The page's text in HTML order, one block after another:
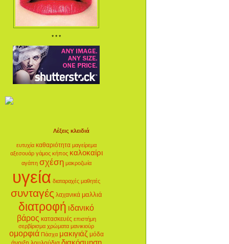
* * *
Λέξεις κλειδιά
ευτυχία καθαριότητα μαγείρεμα
αξεσουάρ γάμος κήπος καλοκαίρι
αγάπη σχέση μακροζωία
υγεία διαταραχές μαθητές
συνταγές λαχανικά μαλλιά
διατροφή ιδανικό
βάρος κατασκευές επιστήμη
σερβίρισμα χρώματα μανικιούρ
ομορφιά Πάσχα μακιγιάζ μόδα